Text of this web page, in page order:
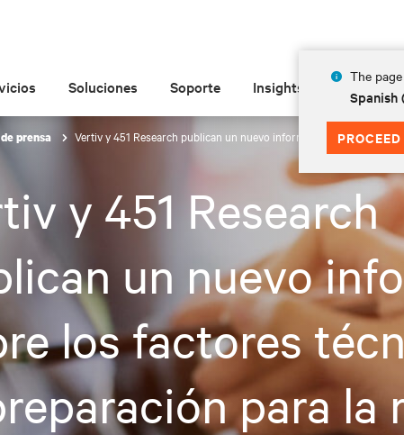
The
Spanish
PROCEED
Soluciones Soporte Insights Acerca de
prensa Vertiv y 451 Research publican un nuevo informe sobre los
y 451 Research
un nuevo
los factores
para la